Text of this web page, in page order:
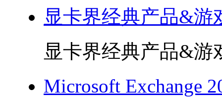
显卡界经典产品&游
显卡界经典产品&游
Microsoft Exchange